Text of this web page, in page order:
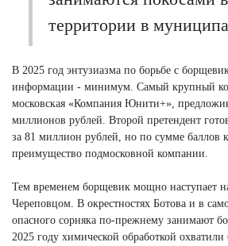
территории в
В 2025 год энтузиазма по борьбе с
информации - минимум. Самый крупный
московская «Компания Юнити+»,
миллионов рублей. Второй претендент
за 81 миллион рублей, но по сумме баллов
преимущество подмосковной компании.
Тем временем борщевик мощно наступает
Череповцом. В окрестностях Ботова и в
опасного сорняка по-прежнему занимают
2025 году химической обработкой